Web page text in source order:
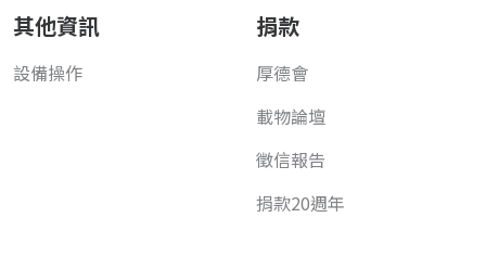
其他資訊
設備操作
捐款
厚德會
載物論壇
徵信報告
捐款20週年